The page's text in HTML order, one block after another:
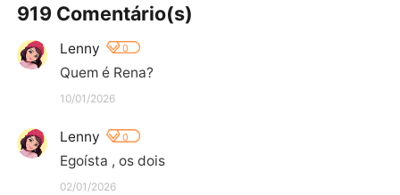
919 Comentário(s)
Lenny 0
Quem é Rena?
10/01/2026
Lenny 0
Egoísta , os dois
02/01/2026